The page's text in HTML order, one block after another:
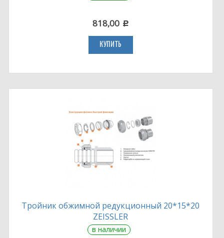
818,00 c
КУПИТЬ
Тройник обжимной редукционный 20*15*20
ZEISSLER
в наличии